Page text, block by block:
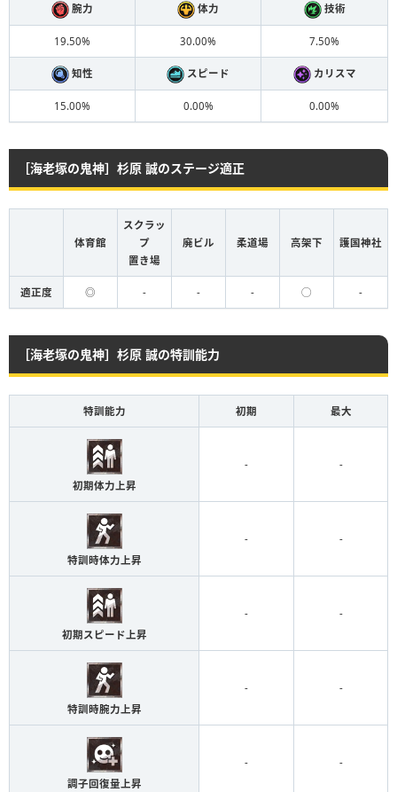
腕力 体力 技術
19.50% 30.00% 7.50%
知性 スピード カリスマ
15.00% 0.00% 0.00%
［海老塚の鬼神］杉原 誠のステージ適正
体育館
スクラッ
プ
置き場
廃ビル 柔道場 高架下 護国神社
適正度 ◎ - - - ◯ -
［海老塚の鬼神］杉原 誠の特訓能力
特訓能力 初期 最大
初期体力上昇
- -
特訓時体力上昇
- -
初期スピード上昇
- -
特訓時腕力上昇
- -
調子回復量上昇
- -